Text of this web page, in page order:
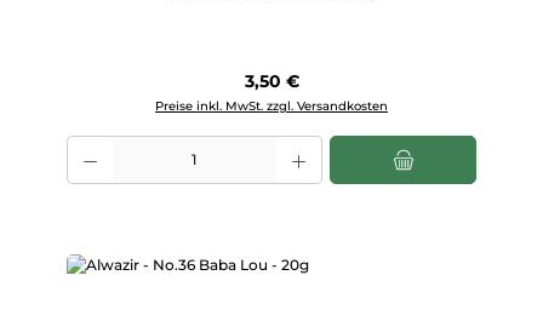
Regulärer Preis:
3,50 €
Preise inkl. MwSt. zzgl. Versandkosten
Produkt Anzahl: Gib den gewünschten Wert ein oder benutze die